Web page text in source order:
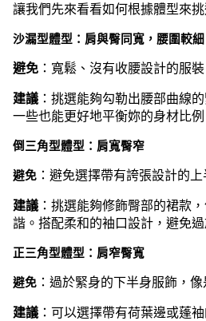
讓我們先來看看如何根據體型來挑
沙漏型體型：肩與臀同寬，腰圍較細
避免 ：寬鬆、沒有收腰設計的服
建議 ：挑選能夠勾勒出腰部曲線
一些也能更好地平衡妳的身材比例
倒三角型體型：肩寬臀窄
避免 ：避免選擇帶有誇張設計的
建議 ：挑選能夠修飾臀部的裙款
諧。搭配柔和的袖口設計，避免
正三角型體型：肩窄臀寬
避免 ：過於緊身的下半身服飾，
建議 ：可以選擇帶有荷葉邊或蓬